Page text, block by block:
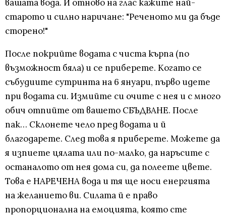
вашата вода. И отново на глас кажите най-
старото и силно наричане: "Реченото ми да бъде
сторено!"
После покрийте водата с чиста кърпа (по
възможност бяла) и се приберете. Когато се
събудиите сутринта на 6 януари, първо идете
при водата си. Измийте си очите с нея и с много
обич отпийте от вашето СБЪДВАНЕ. После
пак… Склонете чело пред водата и й
благодарете. След това я приберете. Можете да
я изпиете цялата или по-малко, да наръсите с
останалото от нея дома си, да полеете цвете.
Това е НАРЕЧЕНА вода и тя ще носи енергията
на желанието ви. Силата й е право
пропорционална на емоцията, която сте